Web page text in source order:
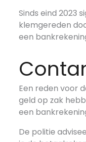
Sinds eind 2023
klemgereden
een
Een reden voor
geld op zak
een
De politie